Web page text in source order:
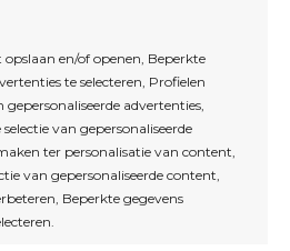
en/of openen, Beperkte
te selecteren, Profielen
advertenties,
van gepersonaliseerde
ter personalisatie van content,
van gepersonaliseerde content,
Beperkte gegevens
of toffe acties?
achter.